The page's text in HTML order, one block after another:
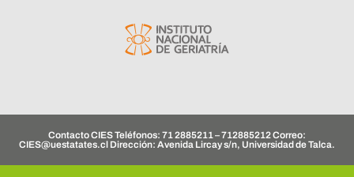
Contacto CIES Teléfonos: 71 2885211 – 712885212 Correo:
CIES@uestatates.cl Dirección: Avenida Lircay s/n, Universidad de Talca.